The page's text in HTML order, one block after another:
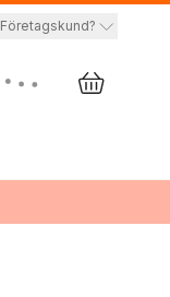
Företagskund?